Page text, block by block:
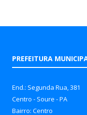
PREFEITURA
End.: Segunda Rua, 381
Centro - Soure - PA
Bairro: Centro